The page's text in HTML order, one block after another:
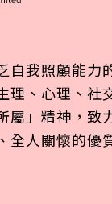
自我照顧能力
理、心理、社
屬」精神，致
全人關懷的優